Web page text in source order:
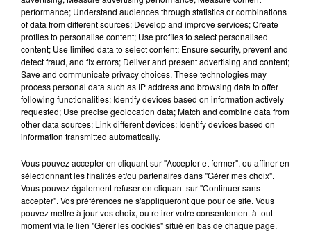
frappes en Irak et en Syrie. Le Qatar abrite le centre de
commandement des opérations, tandis que l'Arabie et les
Emirats ont mené de multiples raids aériens contre les
jihadistes du groupe Etat islamique.
Les leaders du Golfe devaient discuter des moyens de mettre
en oeuvre une plus grande coopération en matière de
commandement militaire, d'activités navales et de force de
police conjointe, a indiqué le secrétariat du CCG.
Les dirigeants devaient aussi examiner les progrès réalisés
dans la mise en oeuvre de plusieurs accords dans le domaine du
contre-terrorisme, signés par les Etats du CCG, a ajouté le
performance; Understand audiences through statistics or combinations
of data from different sources; Develop and improve services; Create
profiles to personalise content; Use profiles to select personalised
content; Use limited data to select content; Ensure security, prevent and
detect fraud, and fix errors; Deliver and present advertising and content;
Save and communicate privacy choices. These technologies may
process personal data such as IP address and browsing data to offer
following functionalities: Identify devices based on information actively
requested; Use precise geolocation data; Match and combine data from
other data sources; Link different devices; Identify devices based on
information transmitted automatically.
Vous pouvez accepter en cliquant sur "Accepter et fermer", ou affiner en
sélectionnant les finalités et/ou partenaires dans "Gérer mes choix".
Vous pouvez également refuser en cliquant sur "Continuer sans
accepter". Vos préférences ne s'appliqueront que pour ce site. Vous
pouvez mettre à jour vos choix, ou retirer votre consentement à tout
moment via le lien "Gérer les cookies" situé en bas de chaque page.